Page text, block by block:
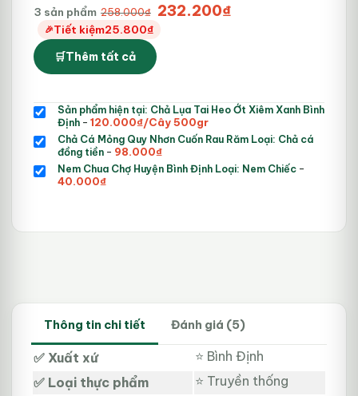
3 sản phẩm 258.000₫ Giá
232.200₫
Tiết kiệm25.800₫
Thêm tất cả
Sản phẩm hiện tại: Chả Lụa Tai Heo Ớt Xiêm Xanh Bình
Định - Giá
gốc
là:
130.000₫.
120.000₫Giá
hiện
tại
là:
120.000₫.
/Cây 500gr
Chả Cá Mỏng Quy Nhơn Cuốn Rau Răm Loại: Chả cá
đồng tiền - Giá
gốc
là:
98.000₫Giá
hiện
tại
Nem Chua Chợ Huyện Bình Định Loại: Nem Chiếc -
40.000₫Giá
40.000₫.
Thông tin chi tiết Đánh giá (5)
✅ Xuất xứ
⭐ Bình Định
✅ Loại thực phẩm
⭐ Truyền thống